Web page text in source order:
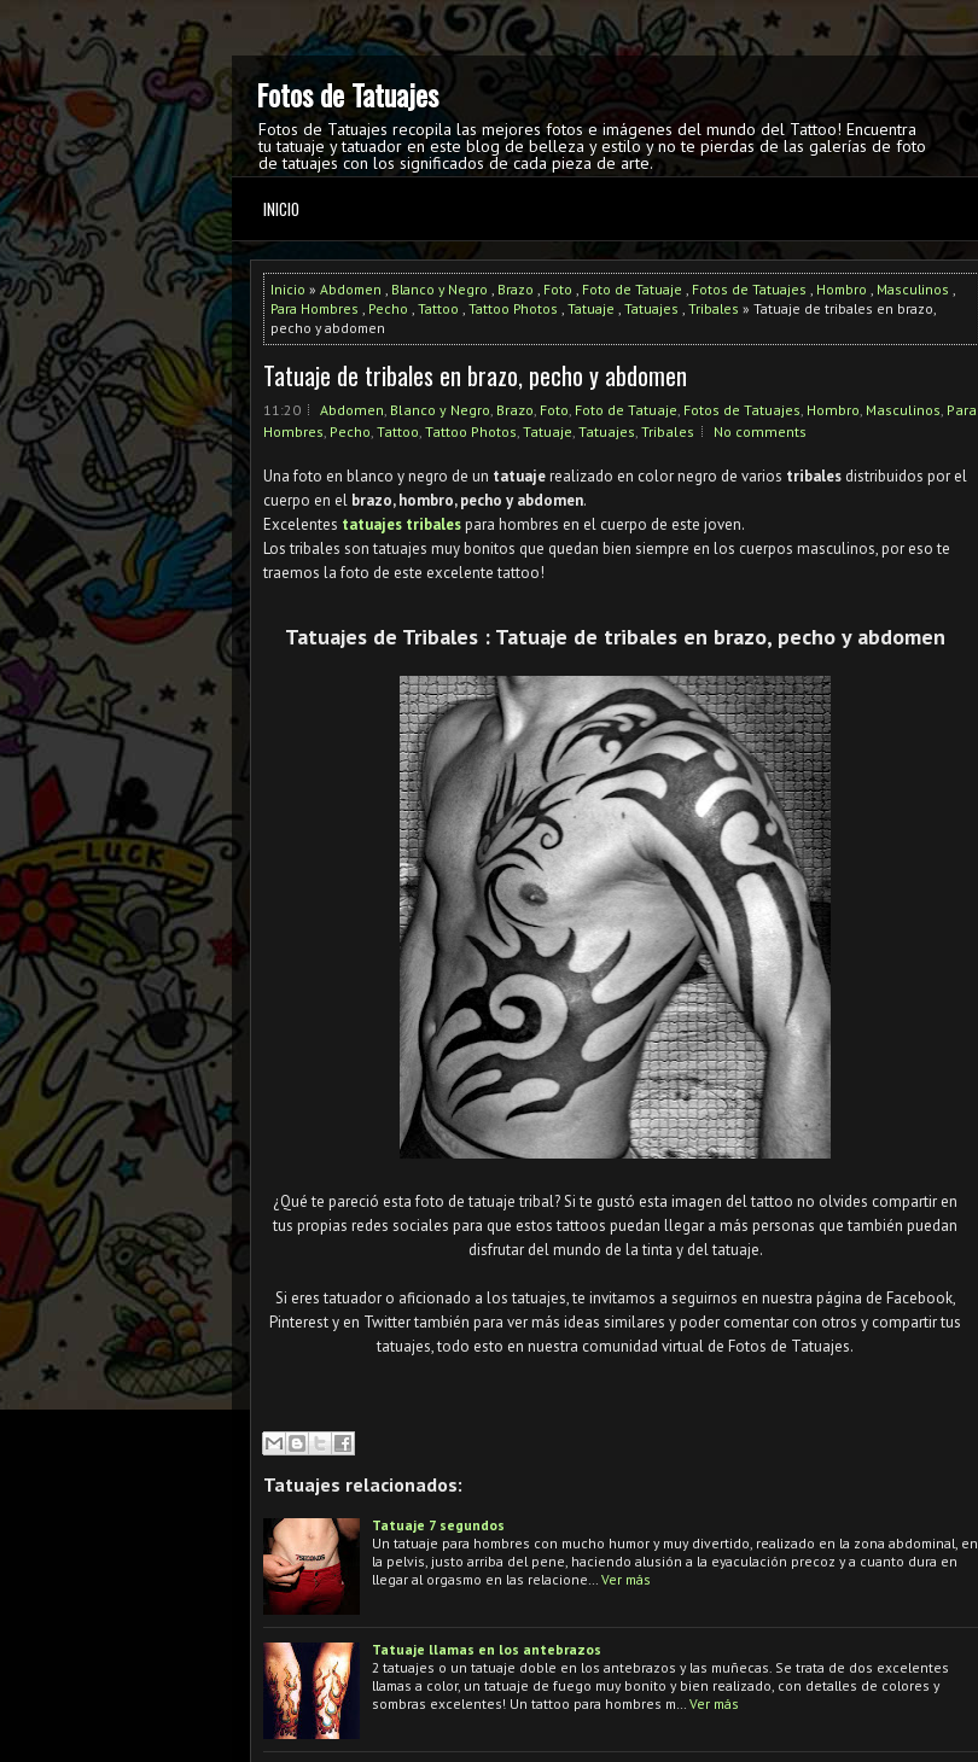
Fotos de Tatuajes
Fotos de Tatuajes recopila las mejores fotos e imágenes del mundo del Tattoo! Encuentra
tu tatuaje y tatuador en este blog de belleza y estilo y no te pierdas de las galerías de foto
de tatuajes con los significados de cada pieza de arte.
INICIO
Inicio » Abdomen , Blanco y Negro , Brazo , Foto , Foto de Tatuaje , Fotos de Tatuajes , Hombro , Masculinos ,
Para Hombres , Pecho , Tattoo , Tattoo Photos , Tatuaje , Tatuajes , Tribales » Tatuaje de tribales en brazo,
pecho y abdomen
Tatuaje de tribales en brazo, pecho y abdomen
11:20 Abdomen, Blanco y Negro, Brazo, Foto, Foto de Tatuaje, Fotos de Tatuajes, Hombro, Masculinos, Para
Hombres, Pecho, Tattoo, Tattoo Photos, Tatuaje, Tatuajes, Tribales No comments
Una foto en blanco y negro de un tatuajerealizado en color negro de varios tribales distribuidos por el
cuerpo en el brazo, hombro, pecho y abdomen.
Excelentes tatuajes tribalespara hombres en el cuerpo de este joven.
Los tribales son tatuajes muy bonitos que quedan bien siempre en los cuerpos masculinos, por eso te
traemos la foto de este excelente tattoo!
Tatuajes de Tribales : Tatuaje de tribales en brazo, pecho y abdomen
¿Qué te pareció esta foto de tatuaje tribal? Si te gustó esta imagen del tattoo no olvides compartir en
tus propias redes sociales para que estos tattoos puedan llegar a más personas que también puedan
disfrutar del mundo de la tinta y del tatuaje.
Si eres tatuador o aficionado a los tatuajes, te invitamos a seguirnos en nuestra página de Facebook,
Pinterest y en Twitter también para ver más ideas similares y poder comentar con otros y compartir tus
tatuajes, todo esto en nuestra comunidad virtual de Fotos de Tatuajes.
Tatuajes relacionados:
Tatuaje 7 segundos
Un tatuaje para hombres con mucho humor y muy divertido, realizado en la zona abdominal, en
la pelvis, justo arriba del pene, haciendo alusión a la eyaculación precoz y a cuanto dura en
llegar al orgasmo en las relacione…
Ver más
Tatuaje llamas en los antebrazos
2 tatuajes o un tatuaje doble en los antebrazos y las muñecas. Se trata de dos excelentes
llamas a color, un tatuaje de fuego muy bonito y bien realizado, con detalles de colores y
sombras excelentes! Un tattoo para hombres m…
Ver más